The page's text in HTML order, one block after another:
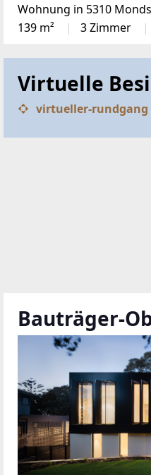
Wohnung in 5310
139 m²
3 Zimmer
Virtuelle
virtueller-rundgang
Bauträger-